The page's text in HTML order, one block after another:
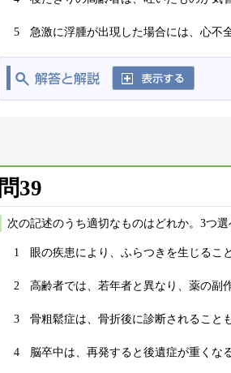
5 急激に浮腫が出現した場合には、心不
問39
次の記述のうち適切なものはどれか。3つ選
1 眼の疾患により、ふらつきを生じるこ
2 高齢者では、若年者と異なり、薬の副
3 骨粗鬆症は、骨折後に診断されること
4 脳卒中は、再発すると後遺症が重くな